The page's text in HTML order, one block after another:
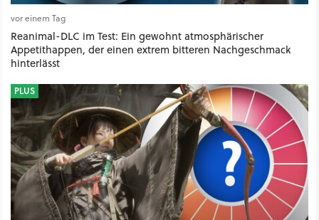
vor einem Tag
Reanimal-DLC im Test: Ein gewohnt atmosphärischer
Appetithappen, der einen extrem bitteren Nachgeschmack
hinterlässt
PLUS